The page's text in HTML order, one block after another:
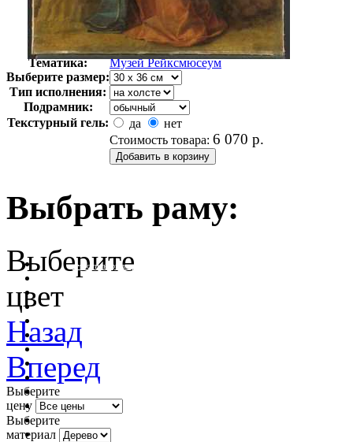
Автор:
Неизвестно
Арт-стиль
Голландская живопись
Тематика:
Музей Рейксмюсеум
Выберите размер:
Тип исполнения:
Подрамник:
Текстурный гель:
да
нет
Стоимость товара: 6 070 р.
Выбрать раму:
очистить фильтр цвета
Выберите
цвет
Назад
Вперед
Выберите
цену
Выберите
материал